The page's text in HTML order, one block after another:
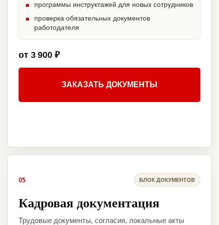
программы инструктажей для новых сотрудников
проверка обязательных документов
работодателя
от 3 900 ₽
ЗАКАЗАТЬ ДОКУМЕНТЫ
05 БЛОК ДОКУМЕНТОВ
Кадровая документация
Трудовые документы, согласия, локальные акты